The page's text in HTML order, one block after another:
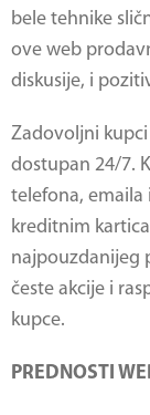
bele tehnike
ove web
diskusije, i
Zadovoljni
dostupan 24/7.
telefona, emaila
kreditnim
najpouzdanijeg
česte akcije i
kupce.
PREDNOSTI